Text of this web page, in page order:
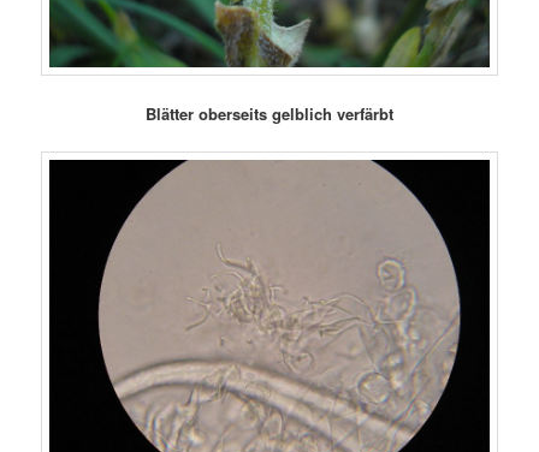
Blätter oberseits gelblich verfärbt